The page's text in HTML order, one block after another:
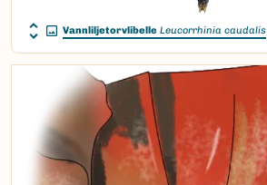
Vannliljetorvlibelle Leucorrhinia caudalis